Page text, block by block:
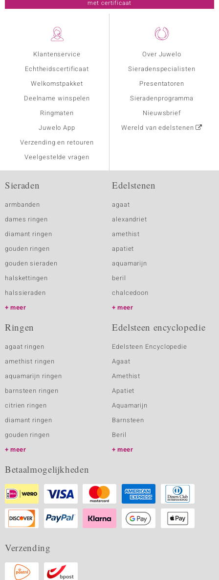
Klantenservice
Echtheidscertificaat
Welkomstpakket
Deelname winspelen
Ringmaten
Juwelo App
Verzending en retouren
Veelgestelde vragen
Over Juwelo
Sieradenspecialisten
Presentatoren
Sieradenprogramma
Nieuwsbrief
Wereld van edelstenen
met certificaat
Sieraden
armbanden
dames ringen
diamant ringen
gouden ringen
gouden sieraden
halskettingen
halssieraden
meer
Edelstenen
agaat
alexandriet
amethist
apatiet
aquamarijn
beril
chalcedoon
meer
Ringen
agaat ringen
amethist ringen
aquamarijn ringen
barnsteen ringen
citrien ringen
diamant ringen
gouden ringen
meer
Edelsteen encyclopedie
Edelsteen Encyclopedie
Agaat
Amethist
Apatiet
Aquamarijn
Barnsteen
Beril
meer
Betaalmogelijkheden
Verzending